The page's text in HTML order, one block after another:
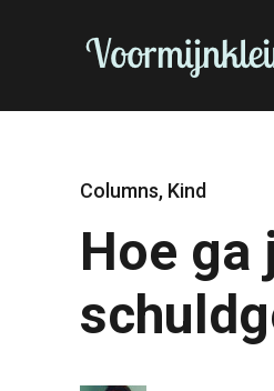
Columns, Kind
Hoe ga